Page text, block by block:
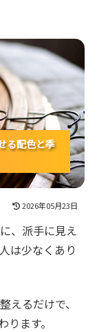
せる配色と
る配色と季
る配色と季
る配色と季
2026年05月23日
、派手に見え
は少なくあり
えるだけで、
ます。